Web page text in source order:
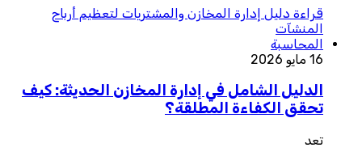
قراءة دليل إدارة المخازن والمشتريات لتعظيم أرباح
المنشآت
المحاسبة
16 مايو 2026
الدليل الشامل في إدارة المخازن الحديثة: كيف
تحقق الكفاءة المطلقة؟
تعد